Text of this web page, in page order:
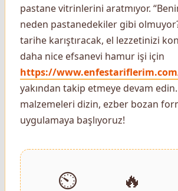
pastane vitrinlerini aratmıyor.
neden pastanedekiler gibi
tarihe karıştıracak, el lezzetinizi
daha nice efsanevi hamur işi için
https://
yakından takip etmeye devam
malzemeleri dizin, ezber bozan
uygulamaya başlıyoruz!
⏲️ 🔥